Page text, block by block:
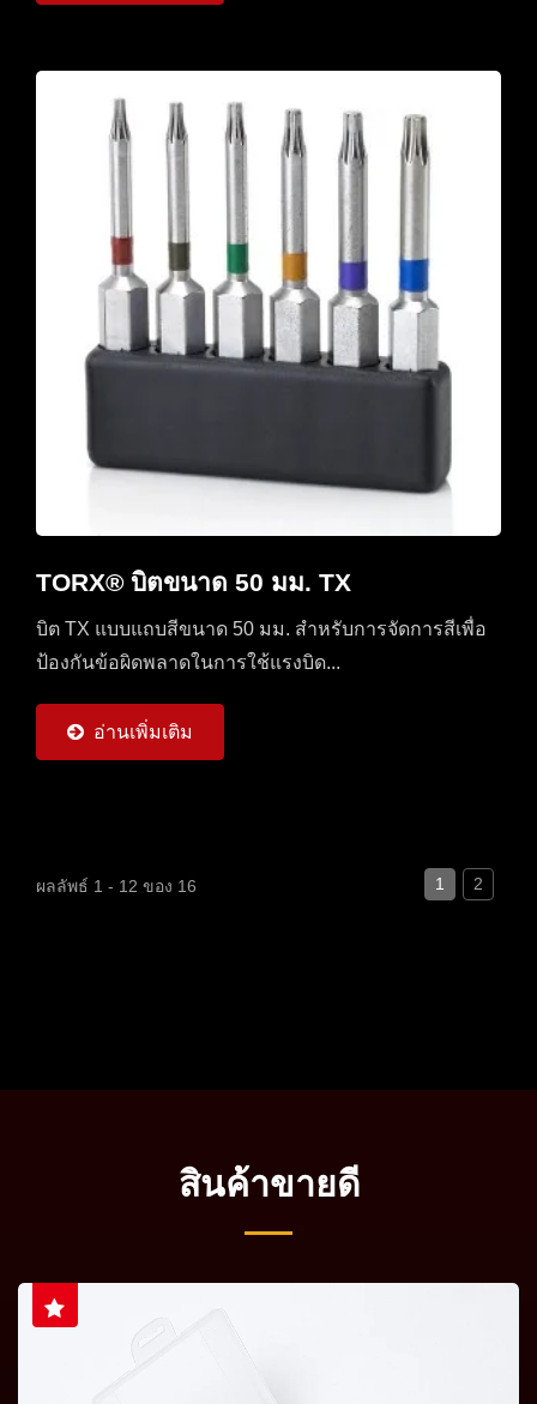
TORX® บิตขนาด 50 มม. TX
บิต TX แบบแถบสีขนาด 50 มม. สำหรับการจัดการสีเพื่อ
ป้องกันข้อผิดพลาดในการใช้แรงบิด...
อ่านเพิ่มเติม
ผลลัพธ์ 1 - 12 ของ 16 1 2
สินค้าขายดี